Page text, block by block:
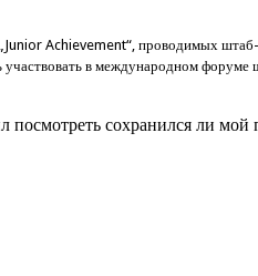
Achievement“, проводимых
в международном
сохранился ли мой